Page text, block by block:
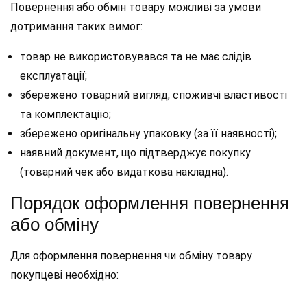
Повернення або обмін товару можливі за умови
дотримання таких вимог:
товар не використовувався та не має слідів
експлуатації;
збережено товарний вигляд, споживчі властивості
та комплектацію;
збережено оригінальну упаковку (за її наявності);
наявний документ, що підтверджує покупку
(товарний чек або видаткова накладна).
Порядок оформлення повернення
або обміну
Для оформлення повернення чи обміну товару
покупцеві необхідно: